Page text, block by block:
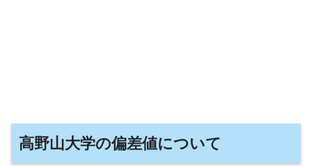
高野山大学の偏差値について